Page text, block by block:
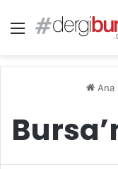
Menü
Ana